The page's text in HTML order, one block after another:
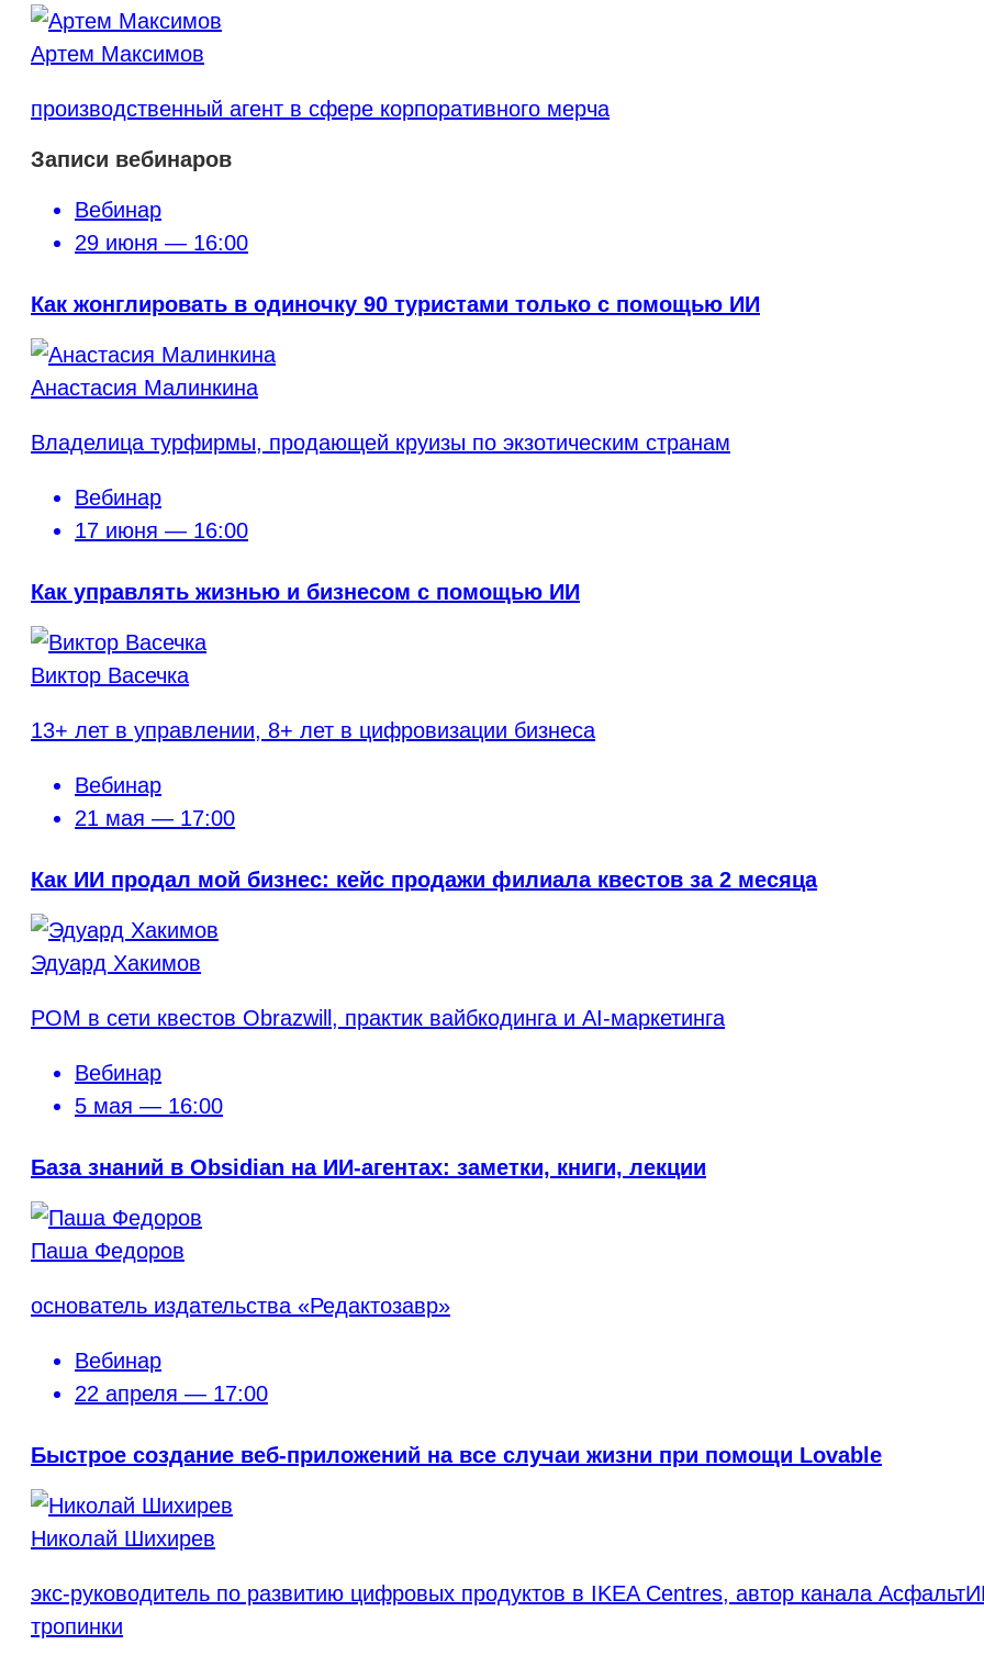
Артем Максимов
производственный агент в сфере корпоративного мерча
Записи вебинаров
Вебинар
29 июня — 16:00
Как жонглировать в одиночку 90 туристами только с помощью ИИ
Анастасия Малинкина
Владелица турфирмы, продающей круизы по экзотическим странам
Вебинар
17 июня — 16:00
Как управлять жизнью и бизнесом с помощью ИИ
Виктор Васечка
13+ лет в управлении, 8+ лет в цифровизации бизнеса
Вебинар
21 мая — 17:00
Как ИИ продал мой бизнес: кейс продажи филиала квестов за 2 месяца
Эдуард Хакимов
РОМ в сети квестов Obrazwill, практик вайбкодинга и AI-маркетинга
Вебинар
5 мая — 16:00
База знаний в Obsidian на ИИ-агентах: заметки, книги, лекции
Паша Федоров
основатель издательства «Редактозавр»
Вебинар
22 апреля — 17:00
Быстрое создание веб-приложений на все случаи жизни при помощи Lovable
Николай Шихирев
экс-руководитель по развитию цифровых продуктов в IKEA Centres, автор канала
тропинки